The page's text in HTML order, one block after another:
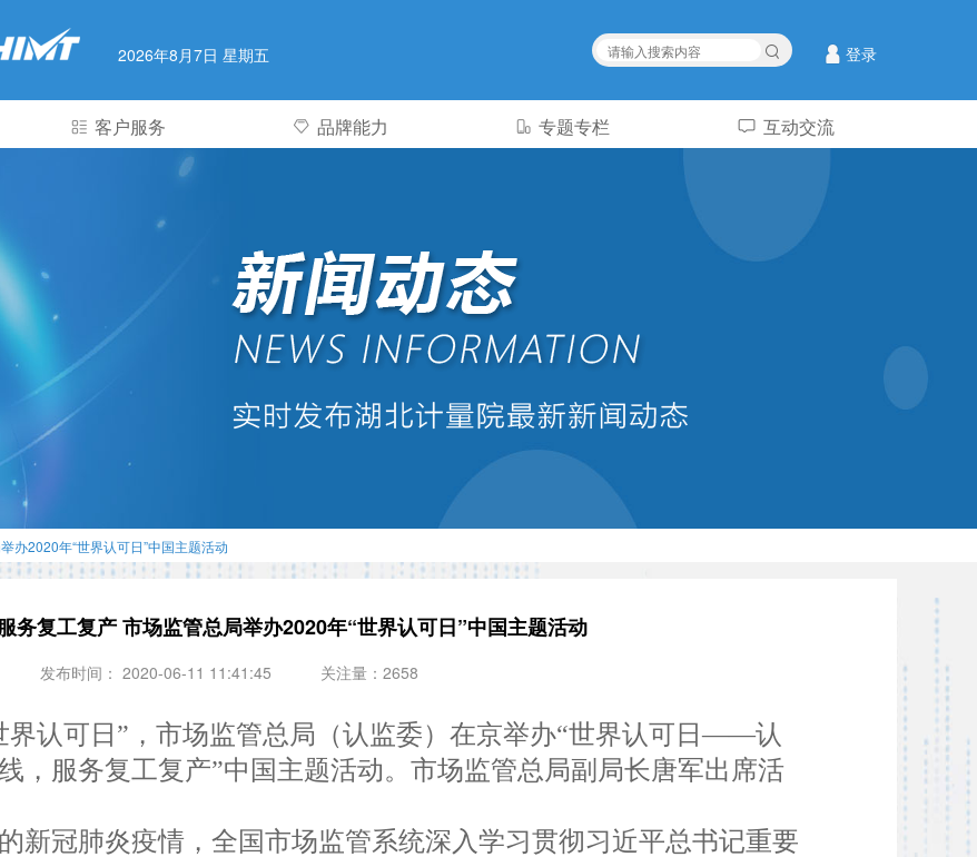
2026年8月7日 星期五 登录
客户服务 品牌能力 专题专栏 互动交流
办2020年“世界认可日”中国主题活动
务复工复产 市场监管总局举办2020年“世界认可日”中国主题活动
发布时间： 2020-06-11 11:41:45 关注量：2658
界认可日”，市场监管总局（认监委）在京举办“世界认可日——认
，服务复工复产”中国主题活动。市场监管总局副局长唐军出席活
冠肺炎疫情，全国市场监管系统深入学习贯彻习近平总书记重要